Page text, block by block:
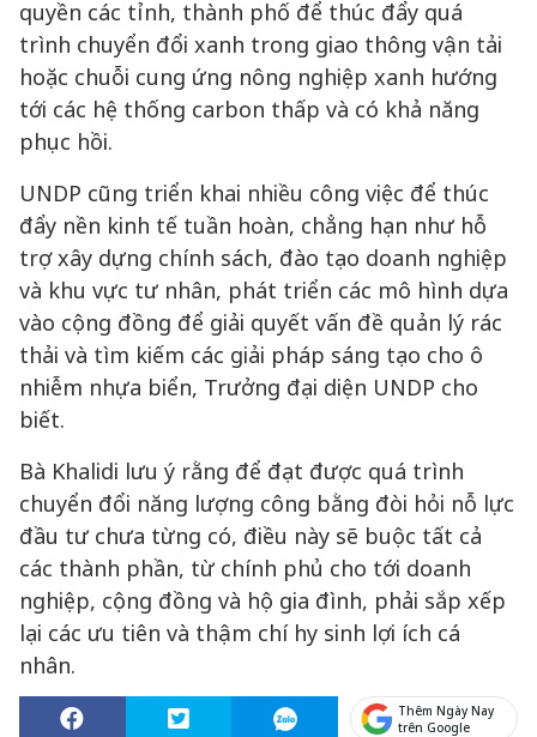
quyền các tỉnh, thành phố để thúc đẩy quá
trình chuyển đổi xanh trong giao thông vận tải
hoặc chuỗi cung ứng nông nghiệp xanh hướng
tới các hệ thống carbon thấp và có khả năng
phục hồi.
UNDP cũng triển khai nhiều công việc để thúc
đẩy nền kinh tế tuần hoàn, chẳng hạn như hỗ
trợ xây dựng chính sách, đào tạo doanh nghiệp
và khu vực tư nhân, phát triển các mô hình dựa
vào cộng đồng để giải quyết vấn đề quản lý rác
thải và tìm kiếm các giải pháp sáng tạo cho ô
nhiễm nhựa biển, Trưởng đại diện UNDP cho
biết.
Bà Khalidi lưu ý rằng để đạt được quá trình
chuyển đổi năng lượng công bằng đòi hỏi nỗ lực
đầu tư chưa từng có, điều này sẽ buộc tất cả
các thành phần, từ chính phủ cho tới doanh
nghiệp, cộng đồng và hộ gia đình, phải sắp xếp
lại các ưu tiên và thậm chí hy sinh lợi ích cá
nhân.
Thêm Ngày Nay
trên Google